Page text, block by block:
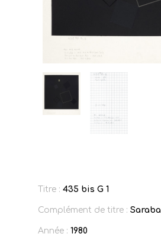
Titre : 435 bis G 1
Complément de titre :
Année : 1980